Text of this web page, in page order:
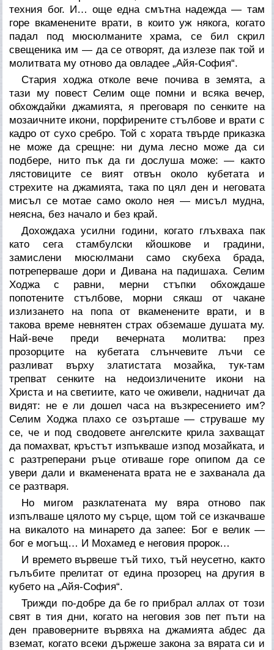
техния бог. И… още една смътна надежда — там
горе вкаменените врати, в които уж някога, когато
падал под мюсюлманите храма, се бил скрил
свещеника им — да се отворят, да излезе пак той и
молитвата му отново да овладее „Айя-София“.
Стария ходжа отколе вече почива в земята, а
тази му повест Селим още помни и всяка вечер,
обхождайки джамията, я преговаря по сенките на
мозаичните икони, порфирените стълбове и врати с
кадро от сухо сребро. Той с хората твърде приказка
не може да срещне: ни дума лесно може да си
подбере, нито пък да ги дослуша може: — както
лястовиците се вият отвън около кубетата и
стрехите на джамията, така по цял ден и неговата
мисъл се мотае само около нея — мисъл мудна,
неясна, без начало и без край.
Дохождаха усилни години, когато глъхваха пак
като сега стамбулски кйошкове и градини,
замислени мюсюлмани само скубеха брада,
потреперваше дори и Дивана на падишаха. Селим
Ходжа с равни, мерни стъпки обхождаше
попотените стълбове, морни сякаш от чакане
излизането на попа от вкаменените врати, и в
такова време невнятен страх обземаше душата му.
Най-вече преди вечерната молитва: през
прозорците на кубетата слънчевите лъчи се
разливат върху златистата мозайка, тук-там
трепват сенките на недоизличените икони на
Христа и на светиите, като че оживели, надничат да
видят: не е ли дошел часа на възкресението им?
Селим Ходжа плахо се озърташе — струваше му
се, че и под сводовете ангелските крила захващат
да помахват, кръстът изпъкваше изпод мозайката, и
с разтреперани ръце отиваше горе опипом да се
увери дали и вкаменената врата не е захванала да
се разтваря.
Но мигом разклатената му вяра отново пак
изпълваше цялото му сърце, щом той се изкачваше
на викалото на минарето да запее: Бог е велик —
бог е могъщ… И Мохамед е неговия пророк…
И времето вървеше тъй тихо, тъй неусетно, както
гълъбите прелитат от едина прозорец на другия в
кубето на „Айя-София“.
Трижди по-добре да бе го прибрал аллах от този
свят в тия дни, когато на неговия зов пет пъти на
ден правоверните вървяха на джамията абдес да
вземат, когато всеки държеше закона за вярата си и